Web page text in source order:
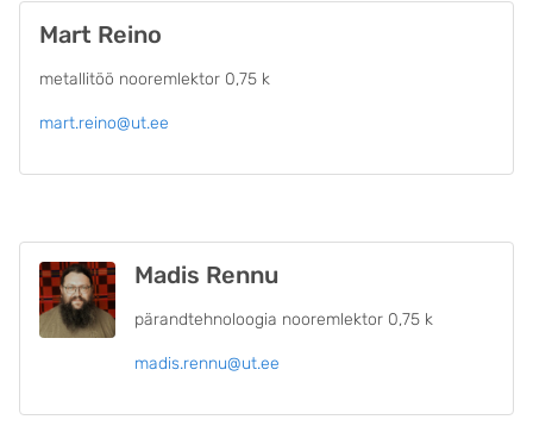
Mart Reino
metallitöö nooremlektor 0,75 k
mart.reino@ut.ee
Madis Rennu
pärandtehnoloogia nooremlektor 0,75 k
madis.rennu@ut.ee